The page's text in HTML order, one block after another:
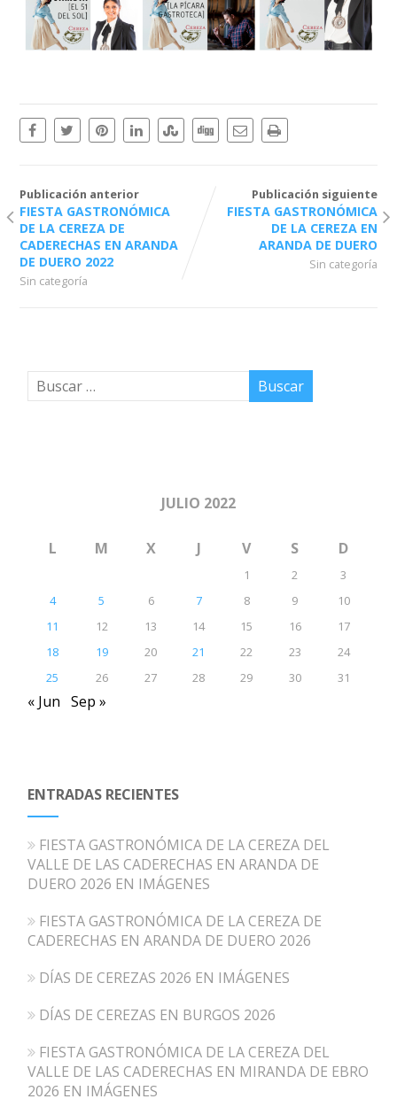
Publicación anterior
FIESTA GASTRONÓMICA
DE LA CEREZA DE
CADERECHAS EN ARANDA
DE DUERO 2022
Sin categoría
Publicación siguiente
FIESTA GASTRONÓMICA
DE LA CEREZA EN
ARANDA DE DUERO
Sin categoría
JULIO 2022
L M X J V S D
1 2
3
4
5 6 7 8 9
10
11
12 13 14 15 16
17
18
19 20 21 22 23
24
25
26 27 28 29 30 31
« Jun Sep »
ENTRADAS RECIENTES
FIESTA GASTRONÓMICA DE LA CEREZA DEL
VALLE DE LAS CADERECHAS EN ARANDA DE
DUERO 2026 EN IMÁGENES
FIESTA GASTRONÓMICA DE LA CEREZA DE
CADERECHAS EN ARANDA DE DUERO 2026
DÍAS DE CEREZAS 2026 EN IMÁGENES
DÍAS DE CEREZAS EN BURGOS 2026
FIESTA GASTRONÓMICA DE LA CEREZA DEL
VALLE DE LAS CADERECHAS EN MIRANDA DE EBRO
2026 EN IMÁGENES